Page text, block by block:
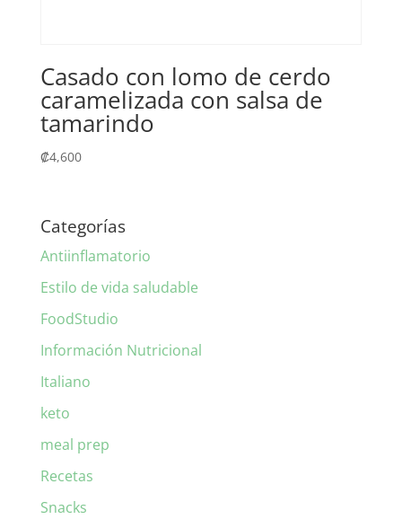
Casado con lomo de cerdo
caramelizada con salsa de
tamarindo
₡4,600
Categorías
Antiinflamatorio
Estilo de vida saludable
FoodStudio
Información Nutricional
Italiano
keto
meal prep
Recetas
Snacks